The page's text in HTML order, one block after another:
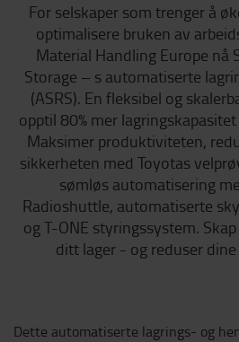
For selskaper som trenger å
optimalisere bruken av
Material Handling Europe nå
Storage – s automatiserte
(ASRS). En fleksibel og
opptil 80% mer
Maksimer produktiviteten,
sikkerheten med Toyotas
sømløs automatisering
Radioshuttle, automatiserte
og T-ONE styringssystem.
ditt lager - og reduser
Dette automatiserte lagrings- og